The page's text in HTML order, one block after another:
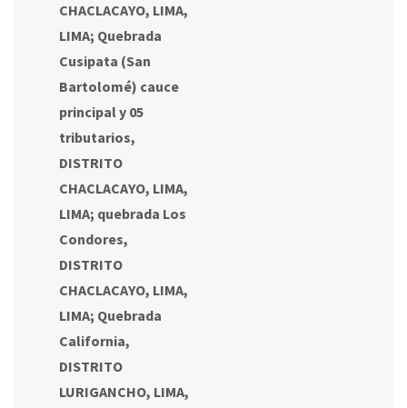
CHACLACAYO, LIMA,
LIMA; Quebrada
Cusipata (San
Bartolomé) cauce
principal y 05
tributarios,
DISTRITO
CHACLACAYO, LIMA,
LIMA; quebrada Los
Condores,
DISTRITO
CHACLACAYO, LIMA,
LIMA; Quebrada
California,
DISTRITO
LURIGANCHO, LIMA,